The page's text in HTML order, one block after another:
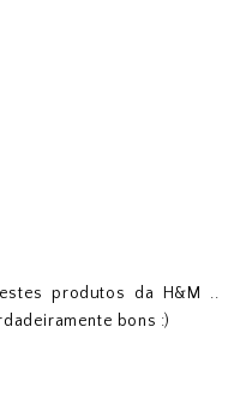
produtos da H&M ..
bons :)